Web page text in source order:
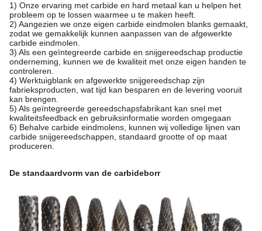
1) Onze ervaring met carbide en hard metaal kan u helpen het
probleem op te lossen waarmee u te maken heeft.
2) Aangezien we onze eigen carbide eindmolen blanks gemaakt,
zodat we gemakkelijk kunnen aanpassen van de afgewerkte
carbide eindmolen.
3) Als een geïntegreerde carbide en snijgereedschap productie
onderneming, kunnen we de kwaliteit met onze eigen handen te
controleren.
4) Werktuigblank en afgewerkte snijgereedschap zijn
fabrieksproducten, wat tijd kan besparen en de levering vooruit
kan brengen.
5) Als geïntegreerde gereedschapsfabrikant kan snel met
kwaliteitsfeedback en gebruiksinformatie worden omgegaan
6) Behalve carbide eindmolens, kunnen wij volledige lijnen van
carbide snijgereedschappen, standaard grootte of op maat
produceren.
De standaardvorm van de carbideborr